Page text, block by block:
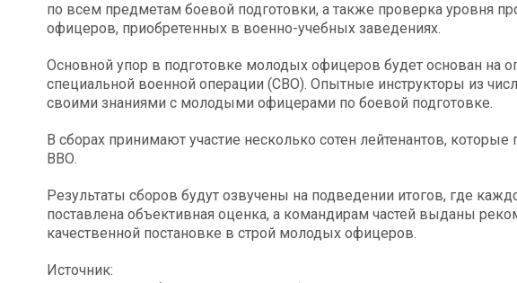
по всем предметам боевой подготовки, а также проверка уровня
офицеров, приобретенных в военно-учебных заведениях.
Основной упор в подготовке молодых офицеров будет основан на
специальной военной операции (СВО). Опытные инструкторы из
своими знаниями с молодыми офицерами по боевой подготовке.
В сборах принимают участие несколько сотен лейтенантов,
ВВО.
Результаты сборов будут озвучены на подведении итогов, где
поставлена объективная оценка, а командирам частей выданы
качественной постановке в строй молодых офицеров.
Источник: